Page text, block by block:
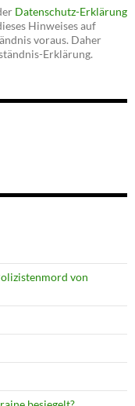
Datenschutz-Erklärung
Hinweises auf
voraus. Daher
Erklärung.
von